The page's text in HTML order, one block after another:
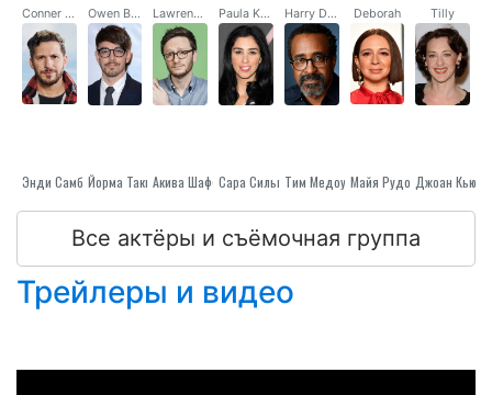
организатор вечеринок и прочие
непонятные личности, которым бы
только тусоваться с утра до ночи. И вот
приближается великий день — выход
известно, чем выше ты взлетел, тем
больнее будет падать.
Conner Friel
Энди Самберг
Owen Bouchard
Йорма Такконе
Lawrence Dunn
Акива Шаффер
Paula Klein
Сара Сильверман
Harry Duggins
Тим Медоуз
Deborah
Майя Рудольф
Tilly
Джоан
Все актёры и съёмочная группа
Трейлеры и видео